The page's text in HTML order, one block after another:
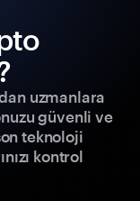
uzmanlara
güvenli ve
teknoloji
kontrol